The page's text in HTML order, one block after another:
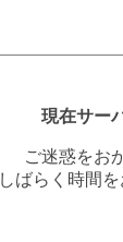
現在サー
ご迷惑をお
しばらく時間